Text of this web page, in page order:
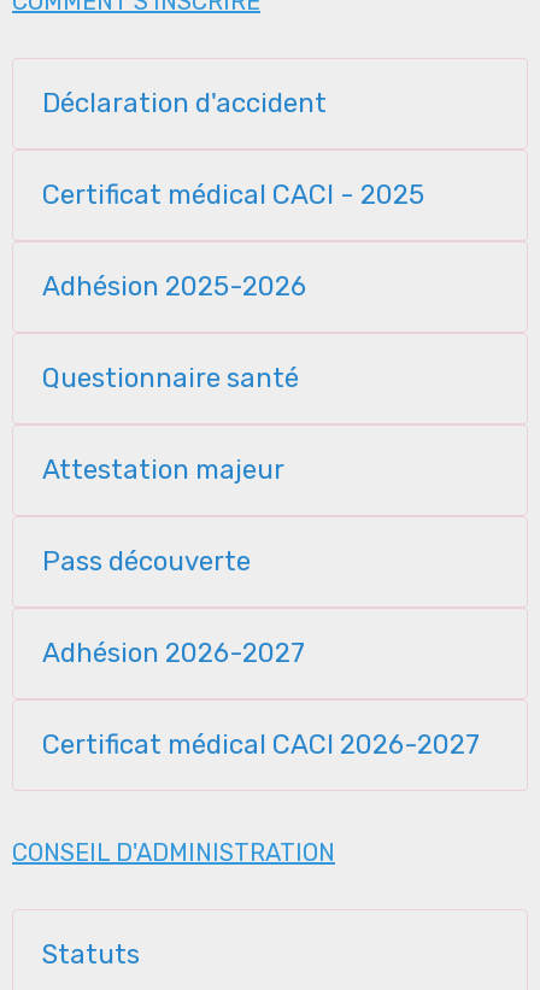
Déclaration d'accident
Certificat médical CACI - 2025
Adhésion 2025-2026
Questionnaire santé
Attestation majeur
Pass découverte
Adhésion 2026-2027
Certificat médical CACI 2026-2027
CONSEIL D'ADMINISTRATION
Statuts